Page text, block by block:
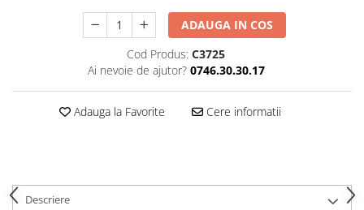
ADAUGA IN COS
Cod Produs: C3725
Ai nevoie de ajutor? 0746.30.30.17
Adauga la Favorite Cere informatii
Descriere